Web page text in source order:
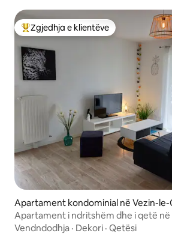
Më të mirat e zgjedhjeve të klientëve
Zgjedhja e klientëve
Apartament kondominial në Vezin-
Apartament i ndritshëm dhe i qetë në
Vendndodhja · Dekori · Qetësi